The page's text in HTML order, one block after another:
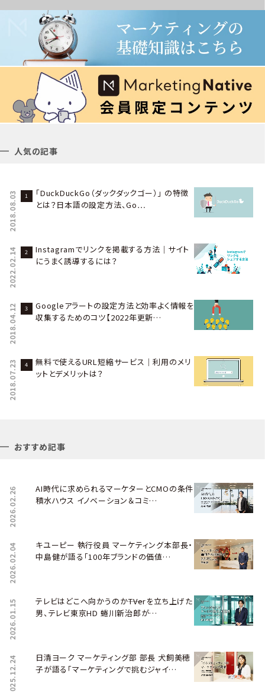
人気の記事
2018.08.03
「DuckDuckGo（ダックダックゴー）」 の特徴
とは？日本語の設定方法、Go…
2022.02.14
Instagramでリンクを掲載する方法｜サイト
にうまく誘導するには？
2018.04.12
Googleアラートの設定方法と効率よく情報を
収集するためのコツ【2022年更新…
2018.07.23
無料で使えるURL短縮サービス｜利用のメリ
ットとデメリットは？
おすすめ記事
2026.02.26
AI時代に求められるマーケターとCMOの条件――
積水ハウス イノベーション＆コミ…
2026.02.04
キユーピー 執行役員 マーケティング本部長・
中島健が語る「100年ブランドの価値…
2026.01.15
テレビはどこへ向かうのか――TVerを立ち上げた
男、テレビ東京HD 蜷川新治郎が…
2025.12.24
日清ヨーク マーケティング部 部長 犬飼美穂
子が語る「マーケティングで挑むジャイ…